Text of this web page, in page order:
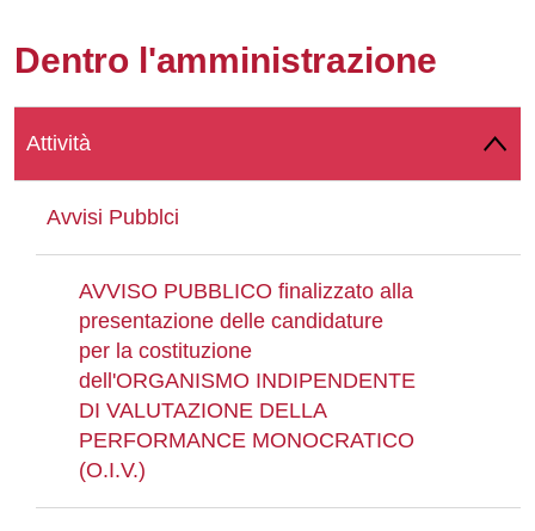
Dentro l'amministrazione
Attività
Avvisi Pubblci
AVVISO PUBBLICO finalizzato alla
presentazione delle candidature
per la costituzione
dell'ORGANISMO INDIPENDENTE
DI VALUTAZIONE DELLA
PERFORMANCE MONOCRATICO
(O.I.V.)